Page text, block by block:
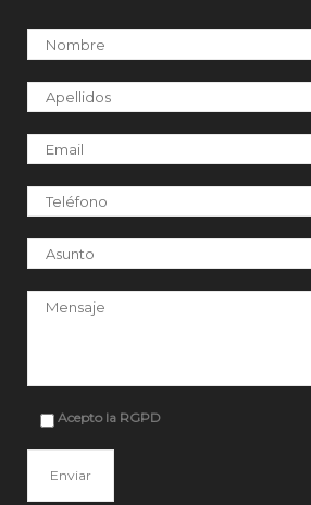
Por favor, deja este campo vacío.
Acepto la RGPD